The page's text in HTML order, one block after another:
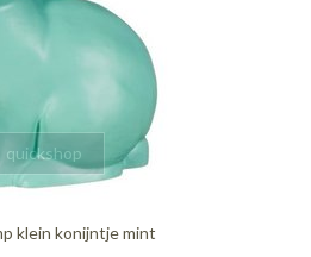
quickshop
klein konijntje mint